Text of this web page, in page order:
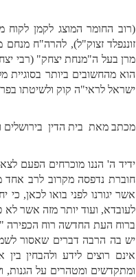
(רוב החומר המוצג לקמן
זוננפלד זצוק"ל), להרה"ח
מרן בעל ה"מנחת יצחק" (רבי
הוא מהחשובים ביותר בסוגיית
ישראל לראי"ה קוק ולשיטתו
מכתב מאת בית הדין בירושלים
ידיד ה' הננו מוכרחים הפעם
חוברת נדפסה מקרוב לרב אחד
אשר יגורנו לפני בואו לכאן,
לעובדא, ועוד יותר מזה אשר לא
ברוח העת החדשה רוח הכפירה
יש בה הרבה דברים שאסור
אינם רוצים לידע ולהבחין
ומתקדשים ומטהרים על